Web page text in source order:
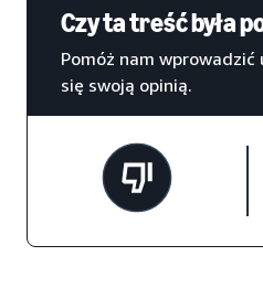
Czy ta treść była
Pomóż nam wprowadzić
się swoją opinią.